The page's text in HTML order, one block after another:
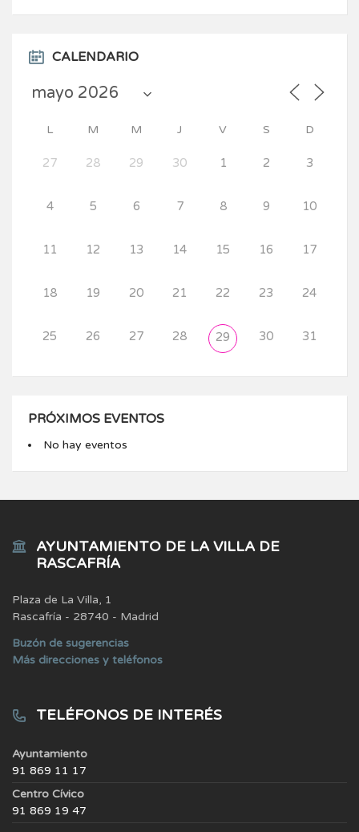
CALENDARIO
L M M J V S D
27 28 29 30 1 2 3
4 5 6 7 8 9 10
11 12 13 14 15 16 17
18 19 20 21 22 23 24
25 26 27 28 29 30 31
PRÓXIMOS EVENTOS
No hay eventos
AYUNTAMIENTO DE LA VILLA DE
RASCAFRÍA
Plaza de La Villa, 1
Rascafría - 28740 - Madrid
Buzón de sugerencias
Más direcciones y teléfonos
TELÉFONOS DE INTERÉS
Ayuntamiento
91 869 11 17
Centro Cívico
91 869 19 47